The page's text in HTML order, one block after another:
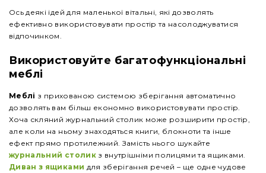
Ось деякі ідей для маленької вітальні, які дозволять
ефективно використовувати простір та насолоджуватися
відпочинком.
Використовуйте багатофункціональні
меблі
Меблі з прихованою системою зберігання автоматично
дозволять вам більш економно використовувати простір.
Хоча скляний журнальний столик може розширити простір,
але коли на ньому знаходяться книги, блокноти та інше
ефект прямо протилежний. Замість нього шукайте
журнальний столикз внутрішніми полицями та ящиками.
Диван з ящиками для зберігання речей – ще одне чудове